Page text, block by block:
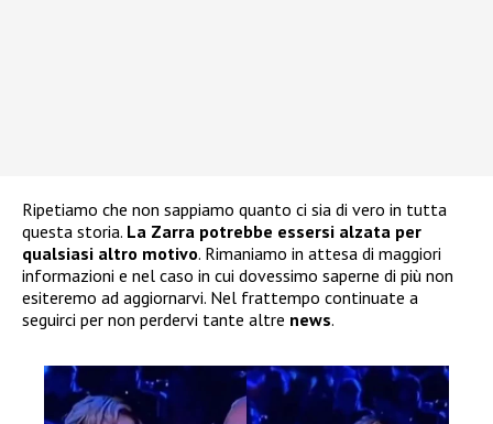
Ripetiamo che non sappiamo quanto ci sia di vero in tutta
questa storia. La Zarra potrebbe essersi alzata per
qualsiasi altro motivo. Rimaniamo in attesa di maggiori
informazioni e nel caso in cui dovessimo saperne di più non
esiteremo ad aggiornarvi. Nel frattempo continuate a
seguirci per non perdervi tante altre news.